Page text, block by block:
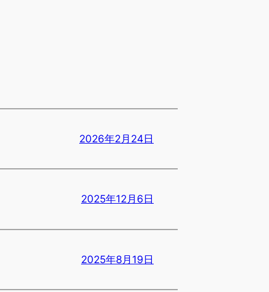
2026年2月24日
2025年12月6日
2025年8月19日